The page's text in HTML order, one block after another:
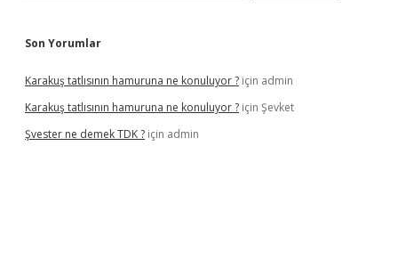
Son Yorumlar
Karakuş tatlısının hamuruna ne konuluyor ? için admin
Karakuş tatlısının hamuruna ne konuluyor ? için Şevket
Şvester ne demek TDK ? için admin